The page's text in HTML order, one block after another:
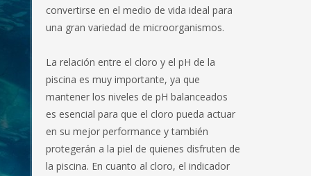
convertirse en el medio de vida ideal para
una gran variedad de microorganismos.
La relación entre el cloro y el pH de la
piscina es muy importante, ya que
mantener los niveles de pH balanceados
es esencial para que el cloro pueda actuar
en su mejor performance y también
protegerán a la piel de quienes disfruten de
la piscina. En cuanto al cloro, el indicador